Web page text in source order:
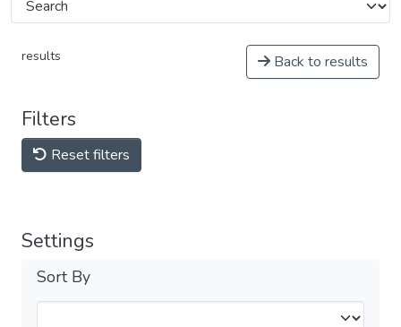
results Back to results
Filters
Reset filters
Settings
Sort By